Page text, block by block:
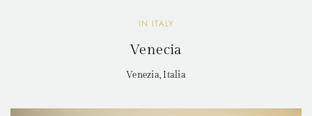
IN ITALY
Venecia
Venezia, Italia